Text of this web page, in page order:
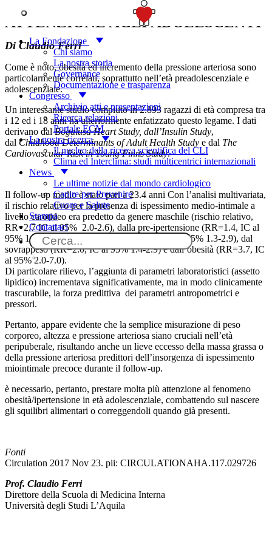
La Fondazione
Chi siamo
La nostra storia
Governance
Documentazione e trasparenza
Congresso
Archivio atti e presentazioni
Ricerca relazioni
Portale ECM
La nostra ricerca
Il nucleo della ricerca scientifica del CLI
Clima ed Interclima: studi multicentrici internazionali
News
Le ultime notizie dal mondo cardiologico
Capire per Prevenire
Cuore e Salute
Stampa
Contattaci
ATTENZIONE AGLI ADOLESCENTI
Di Claudio Ferri
Come è noto, obesità ed incremento della pressione arteriosa sono
particolarmente correlati, soprattutto nell’età preadolescenziale e
adolescenziale.
Un interessante studio compiuto in 2.893 ragazzi di età compresa tra
i 12 ed i 18 anni ha ulteriormente enfatizzato questo legame. I dati
derivano dalBogalusa Heart Study, dall’Insulin Study,
dal Childhood Determinants of Adult Health Study e dal The
Cardiovascular Risk in Young Finns Study.
Il follow-up medio è stato pari a 23.4 anni Con l’analisi multivariata,
il rischio relativo per la presenza di ispessimento medio-intimale a
livello carotideo era predetto da genere maschile (rischio relativo,
RR=2.7 IC al 95% 2.0-2.6), dalla pre-ipertensione (RR=1.4, IC al
95% 1.0-1.9), dall’ipertensione (RR=1.9, IC al 95% 1.3-2.9), dal
sovrappeso (RR=2.0, IC al 95% 1.4-2.9) e dall’obesità (RR=3.7, IC
al 95% 2.0-7.0).
Di particolare rilievo, l’aggiunta di parametri laboratoristici (assetto
lipidico) incrementava significativamente, ma in modo clinicamente
trascurabile, la forza predittiva dei parametri antropometrici e
pressori.
Pertanto, appare evidente che la semplice misurazione di peso
corporeo, altezza e pressione arteriosa siano cruciali nell’età
peripuberale, risultando anche un lieve eccesso della massa grassa o
della pressione arteriosa predittori dell’insorgenza di ispessimento
miointimale precoce durante il follow-up.
è necessario, pertanto, prestare molta più attenzione al fenomeno
obesità/ipertensione in età adolescenziale, combattendo sul nascere
gli squilibri alimentari o correggendoli quando già presenti.
Fonti
Circulation 2017 Nov 23. pii: CIRCULATIONAHA.117.029726
Prof. Claudio Ferri
Direttore della Scuola di Medicina Interna
Università degli Studi L’Aquila